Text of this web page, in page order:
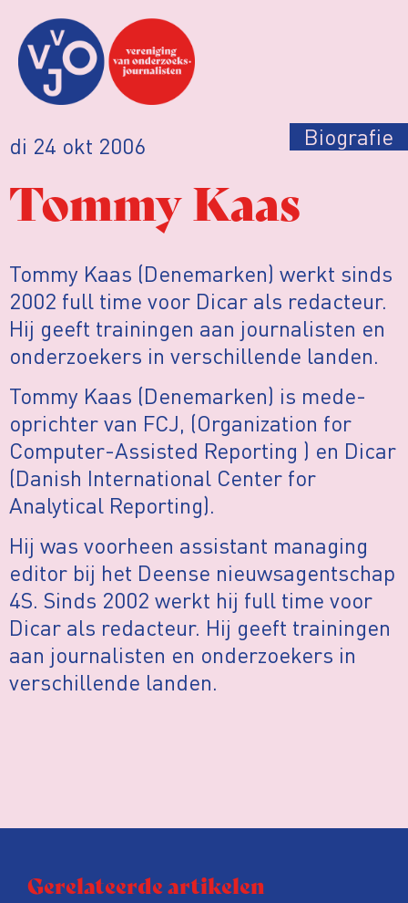
di 24 okt 2006 Biografie
Tommy Kaas
Tommy Kaas (Denemarken) werkt sinds
2002 full time voor Dicar als redacteur.
Hij geeft trainingen aan journalisten en
onderzoekers in verschillende landen.
Tommy Kaas (Denemarken) is mede-
oprichter van FCJ, (Organization for
Computer-Assisted Reporting ) en Dicar
(Danish International Center for
Analytical Reporting).
Hij was voorheen assistant managing
editor bij het Deense nieuwsagentschap
4S. Sinds 2002 werkt hij full time voor
Dicar als redacteur. Hij geeft trainingen
aan journalisten en onderzoekers in
verschillende landen.
Gerelateerde artikelen